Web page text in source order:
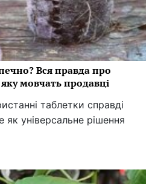
Вся правда про
мовчать продавці
таблетки справді
універсальне рішення